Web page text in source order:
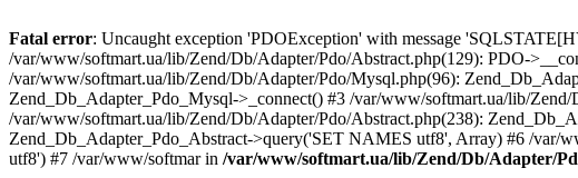
Fatal error: Uncaught exception 'PDOException' with message
/var/www/softmart.ua/lib/Zend/Db/Adapter/Pdo/Abstract.php(129): PDO-
/var/www/softmart.ua/lib/Zend/Db/Adapter/Pdo/Mysql.php(96):
Zend_Db_Adapter_Pdo_Mysql->_connect() #3 /var/www/softmart.ua/lib/
/var/www/softmart.ua/lib/Zend/Db/Adapter/Pdo/Abstract.php(238):
Zend_Db_Adapter_Pdo_Abstract->query('SET NAMES utf8', Array) #6 /var/
utf8') #7 /var/www/softmar in /var/www/softmart.ua/lib/Zend/Db/Adapter/